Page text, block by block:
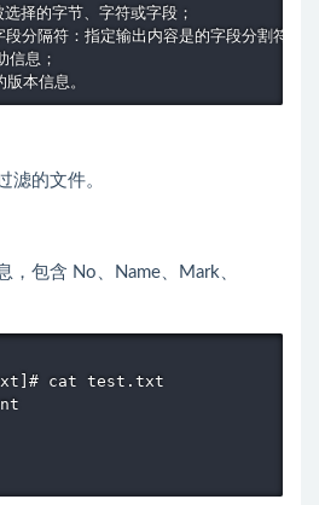
择的字节、字符或字段；
符：指定输出内容是的字段分割符；
息；
滤的文件。
，包含 No、Name、Mark、
cat test.txt